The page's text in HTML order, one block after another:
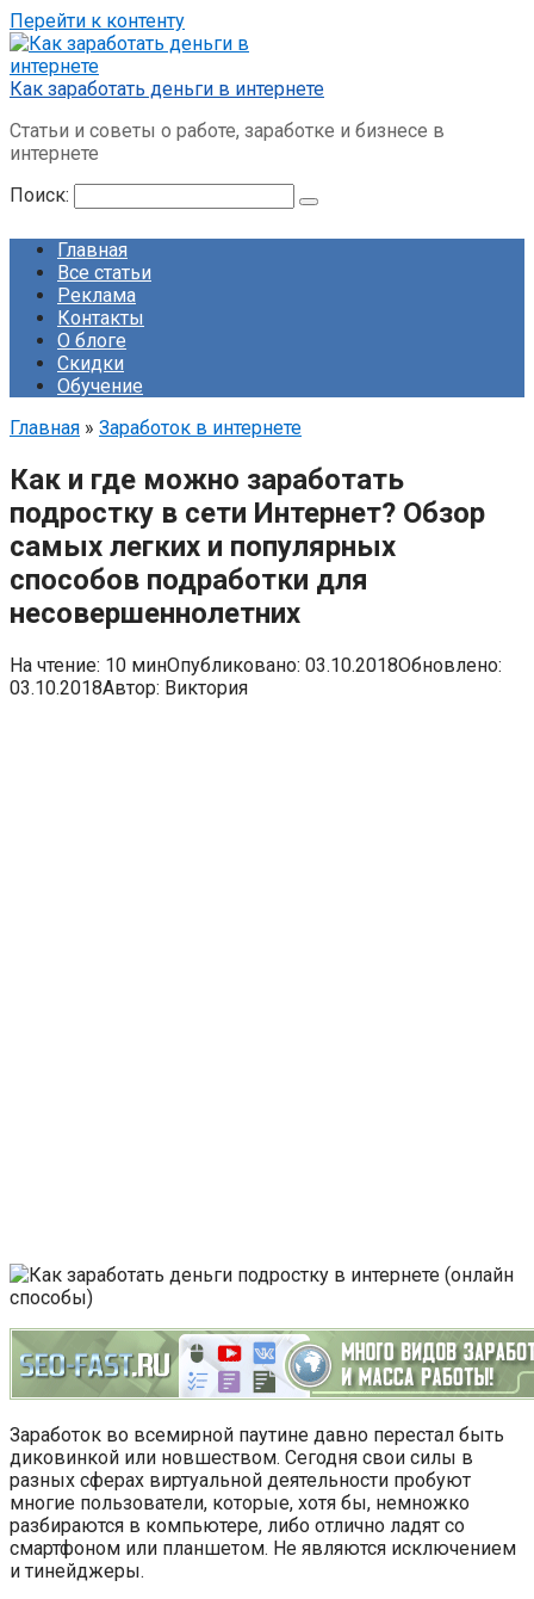
Перейти к контенту
Как заработать деньги в интернете
Статьи и советы о работе, заработке и бизнесе в
интернете
Поиск:
Главная
Все статьи
Реклама
Контакты
О блоге
Скидки
Обучение
Главная » Заработок в интернете
Как и где можно заработать
подростку в сети Интернет? Обзор
самых легких и популярных
способов подработки для
несовершеннолетних
На чтение: 10 минОпубликовано: 03.10.2018Обновлено:
03.10.2018Автор: Виктория
Заработок во всемирной паутине давно перестал быть
диковинкой или новшеством. Сегодня свои силы в
разных сферах виртуальной деятельности пробуют
многие пользователи, которые, хотя бы, немножко
разбираются в компьютере, либо отлично ладят со
смартфоном или планшетом. Не являются исключением
и тинейджеры.